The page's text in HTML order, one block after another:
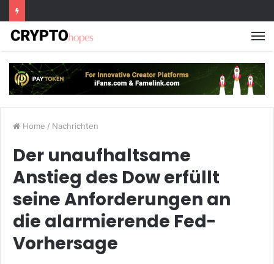
Home / Nachrichten
Der unaufhaltsame
Anstieg des Dow erfüllt
seine Anforderungen an
die alarmierende Fed-
Vorhersage